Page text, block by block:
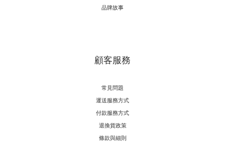
品牌故事
顧客服務
常見問題
運送服務方式
付款服務方式
退換貨政策
條款與細則